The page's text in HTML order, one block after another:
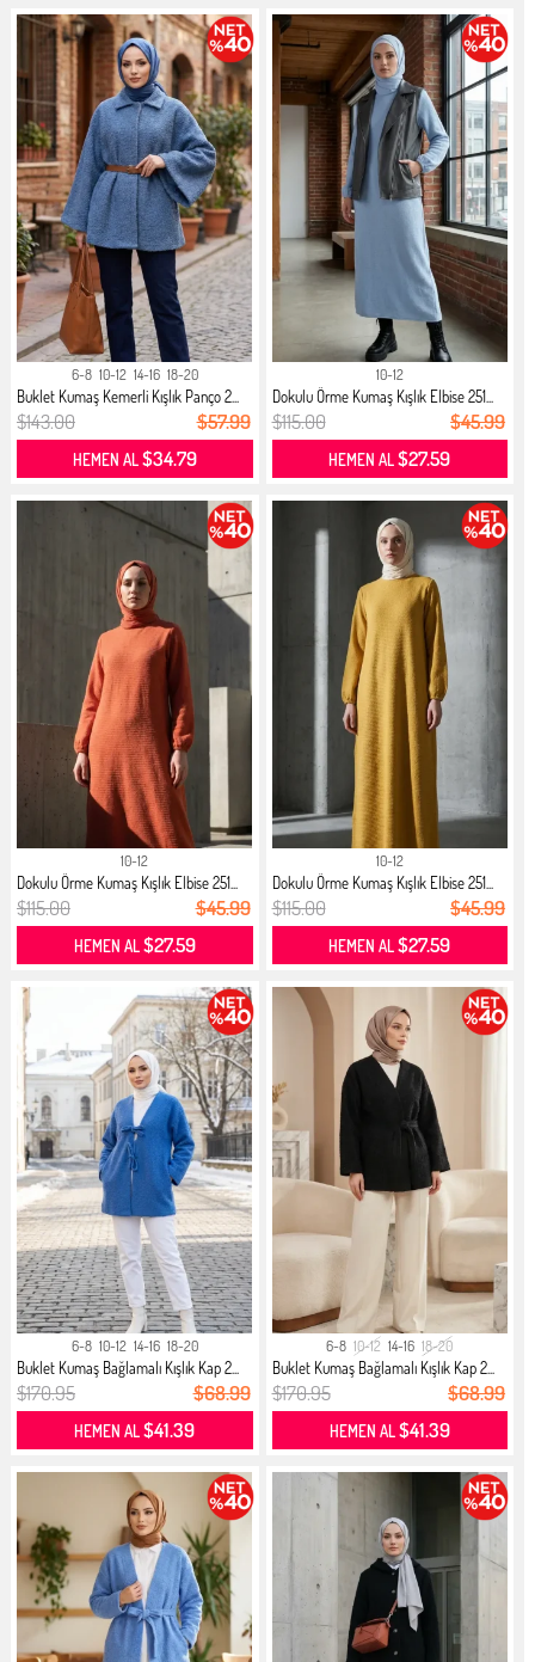
6-8 10-12 14-16 18-20
Buklet Kumaş Kemerli Kışlık Panço 2...
$143.00 $57.99
HEMEN AL$34.79
10-12
Dokulu Örme Kumaş Kışlık Elbise 251...
$115.00 $45.99
HEMEN AL$27.59
10-12
Dokulu Örme Kumaş Kışlık Elbise 251...
$115.00 $45.99
HEMEN AL$27.59
10-12
Dokulu Örme Kumaş Kışlık Elbise 251...
$115.00 $45.99
HEMEN AL$27.59
6-8 10-12 14-16 18-20
Buklet Kumaş Bağlamalı Kışlık Kap 2...
$170.95 $68.99
HEMEN AL$41.39
6-8 10-12 14-16 18-20
Buklet Kumaş Bağlamalı Kışlık Kap 2...
$170.95 $68.99
HEMEN AL$41.39